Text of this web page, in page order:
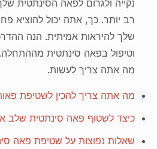
נקייה ולגרום לפאה הסינתטית
רב יותר. כך, אתה יכול להוציא
שלך להיראות אמיתית. הנה
וטיפול בפאה סינתטית
מה אתה צריך לעשות.
מה אתה צריך להכין לשטיפת
כיצד לשטוף פאה סינתטית שלב
שאלות נפוצות על שטיפת פאה